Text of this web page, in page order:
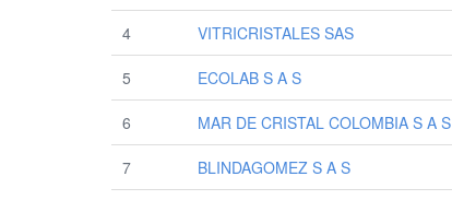
4 VITRICRISTALES SAS
5 ECOLAB S A S
6 MAR DE CRISTAL COLOMBIA S A S
7 BLINDAGOMEZ S A S